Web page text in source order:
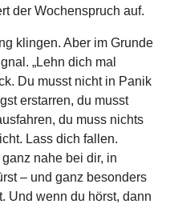
der Wochenspruch auf.
klingen. Aber im Grunde
„Lehn dich mal
Du musst nicht in Panik
erstarren, du musst
du muss nichts
Lass dich fallen.
nahe bei dir, in
– und ganz besonders
Und wenn du hörst, dann